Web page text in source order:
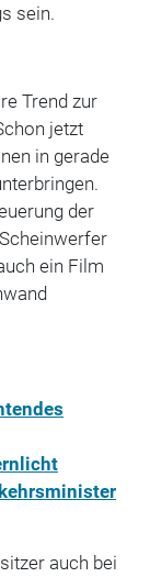
sein.
Trend zur
jetzt
in gerade
der
ein Film
auch bei